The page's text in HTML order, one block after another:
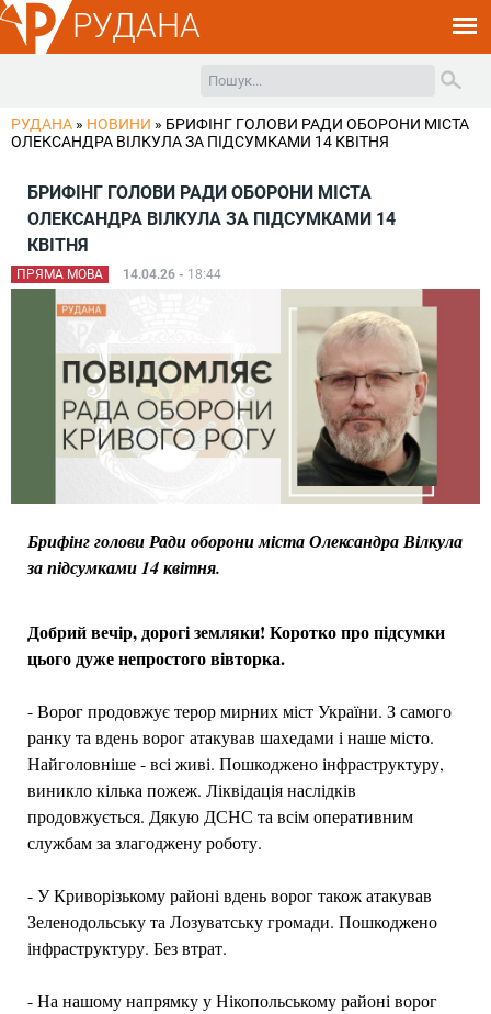
РУДАНА
РУДАНА » НОВИНИ » БРИФІНГ ГОЛОВИ РАДИ ОБОРОНИ МІСТА
ОЛЕКСАНДРА ВІЛКУЛА ЗА ПІДСУМКАМИ 14 КВІТНЯ
БРИФІНГ ГОЛОВИ РАДИ ОБОРОНИ МІСТА
ОЛЕКСАНДРА ВІЛКУЛА ЗА ПІДСУМКАМИ 14
КВІТНЯ
ПРЯМА МОВА 14.04.26 - 18:44
Брифінг голови Ради оборони міста Олександра Вілкула
за підсумками 14 квітня.
Добрий вечір, дорогі земляки! Коротко про підсумки
цього дуже непростого вівторка.
- Ворог продовжує терор мирних міст України. З самого
ранку та вдень ворог атакував шахедами і наше місто.
Найголовніше - всі живі. Пошкоджено інфраструктуру,
виникло кілька пожеж. Ліквідація наслідків
продовжується. Дякую ДСНС та всім оперативним
службам за злагоджену роботу.
- У Криворізькому районі вдень ворог також атакував
Зеленодольську та Лозуватську громади. Пошкоджено
інфраструктуру. Без втрат.
- На нашому напрямку у Нікопольському районі ворог